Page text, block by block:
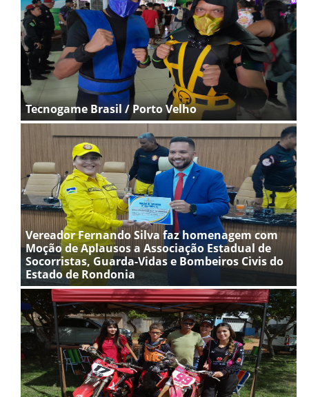
Tecnogame Brasil / Porto Velho
Vereador Fernando Silva faz homenagem com
Moção de Aplausos a Associação Estadual de
Socorristas, Guarda-Vidas e Bombeiros Civis do
Estado de Rondonia